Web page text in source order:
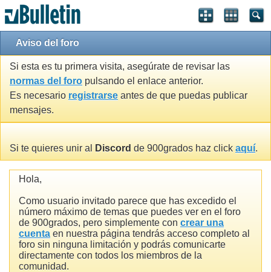
Aviso del foro
Si esta es tu primera visita, asegúrate de revisar las
normas del foro pulsando el enlace anterior.
Es necesario registrarse antes de que puedas publicar
mensajes.
Si te quieres unir al Discord de 900grados haz click aquí.
Hola,
Como usuario invitado parece que has excedido el
número máximo de temas que puedes ver en el foro
de 900grados, pero simplemente con crear una
cuenta en nuestra página tendrás acceso completo al
foro sin ninguna limitación y podrás comunicarte
directamente con todos los miembros de la
comunidad.